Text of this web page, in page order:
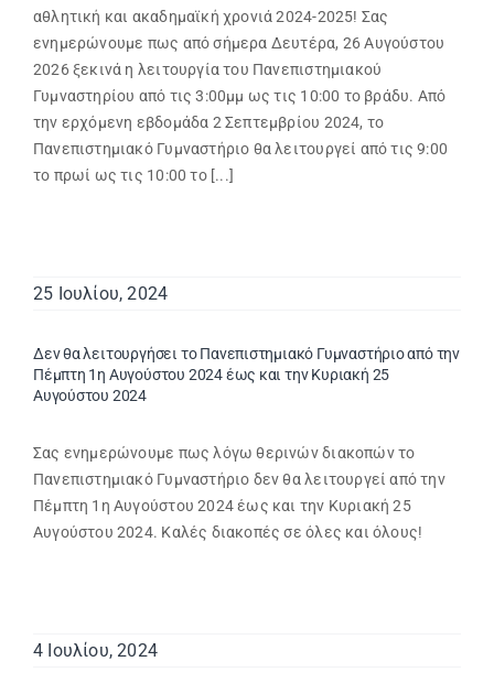
αθλητική και ακαδημαϊκή χρονιά 2024-2025! Σας
ενημερώνουμε πως από σήμερα Δευτέρα, 26 Αυγούστου
2026 ξεκινά η λειτουργία του Πανεπιστημιακού
Γυμναστηρίου από τις 3:00μμ ως τις 10:00 το βράδυ. Από
την ερχόμενη εβδομάδα 2 Σεπτεμβρίου 2024, το
Πανεπιστημιακό Γυμναστήριο θα λειτουργεί από τις 9:00
το πρωί ως τις 10:00 το [...]
25 Ιουλίου, 2024
Δεν θα λειτουργήσει το Πανεπιστημιακό Γυμναστήριο από την
Πέμπτη 1η Αυγούστου 2024 έως και την Κυριακή 25
Αυγούστου 2024
Σας ενημερώνουμε πως λόγω θερινών διακοπών το
Πανεπιστημιακό Γυμναστήριο δεν θα λειτουργεί από την
Πέμπτη 1η Αυγούστου 2024 έως και την Κυριακή 25
Αυγούστου 2024. Καλές διακοπές σε όλες και όλους!
4 Ιουλίου, 2024